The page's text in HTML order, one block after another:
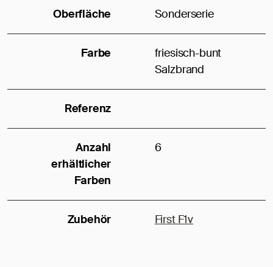
Oberfläche Sonderserie
Farbe
friesisch-bunt
Salzbrand
Referenz
Anzahl
erhältlicher
Farben
6
Zubehör First F1v